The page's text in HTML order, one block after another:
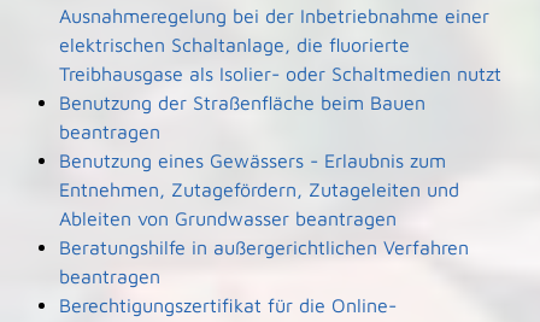
Ausnahmeregelung bei der Inbetriebnahme einer
elektrischen Schaltanlage, die fluorierte
Treibhausgase als Isolier- oder Schaltmedien nutzt
Benutzung der Straßenfläche beim Bauen
beantragen
Benutzung eines Gewässers - Erlaubnis zum
Entnehmen, Zutagefördern, Zutageleiten und
Ableiten von Grundwasser beantragen
Beratungshilfe in außergerichtlichen Verfahren
beantragen
Berechtigungszertifikat für die Online-